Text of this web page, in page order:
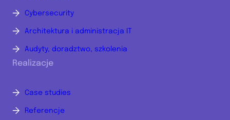
Cybersecurity
Architektura i administracja IT
Audyty, doradztwo, szkolenia
Realizacje
Case studies
Referencje